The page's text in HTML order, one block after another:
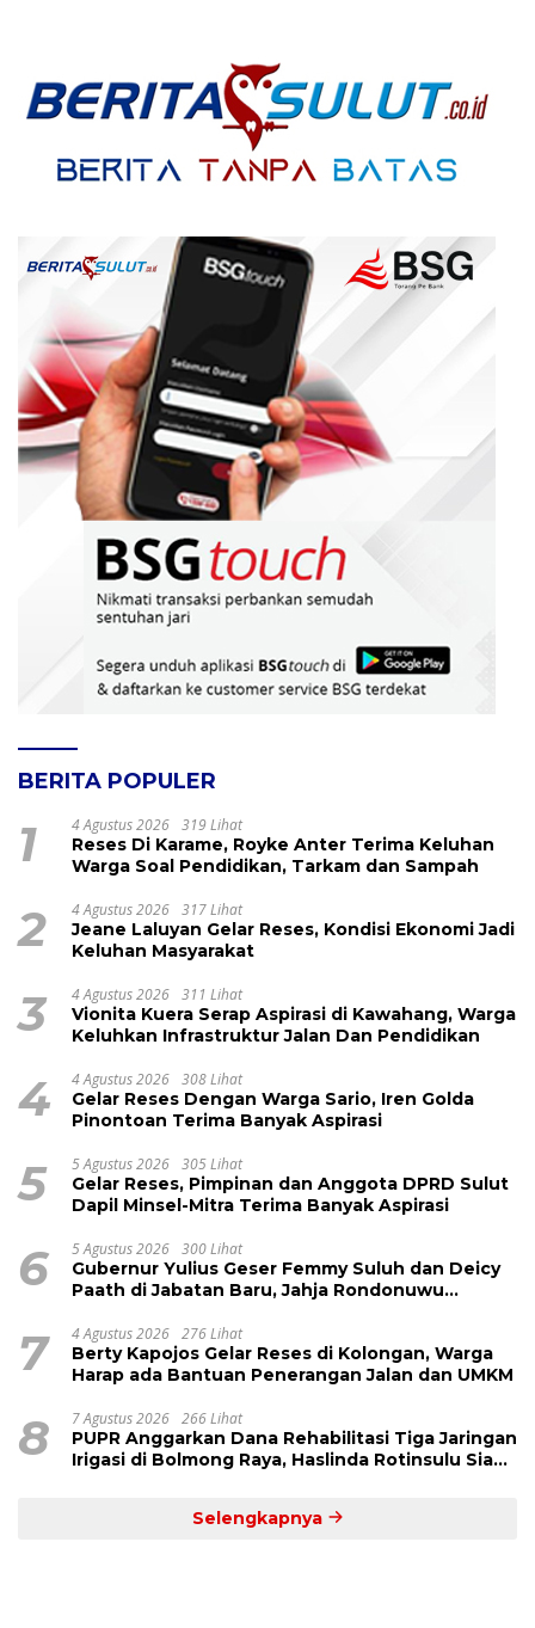
BERITA POPULER
1 4 Agustus 2026 319 Lihat
Reses Di Karame, Royke Anter Terima Keluhan
Warga Soal Pendidikan, Tarkam dan Sampah
2 4 Agustus 2026 317 Lihat
Jeane Laluyan Gelar Reses, Kondisi Ekonomi Jadi
Keluhan Masyarakat
3 4 Agustus 2026 311 Lihat
Vionita Kuera Serap Aspirasi di Kawahang, Warga
Keluhkan Infrastruktur Jalan Dan Pendidikan
4 4 Agustus 2026 308 Lihat
Gelar Reses Dengan Warga Sario, Iren Golda
Pinontoan Terima Banyak Aspirasi
5 5 Agustus 2026 305 Lihat
Gelar Reses, Pimpinan dan Anggota DPRD Sulut
Dapil Minsel-Mitra Terima Banyak Aspirasi
6 5 Agustus 2026 300 Lihat
Gubernur Yulius Geser Femmy Suluh dan Deicy
Paath di Jabatan Baru, Jahja Rondonuwu
7 4 Agustus 2026 276 Lihat
Berty Kapojos Gelar Reses di Kolongan, Warga
Harap ada Bantuan Penerangan Jalan dan UMKM
8 7 Agustus 2026 266 Lihat
PUPR Anggarkan Dana Rehabilitasi Tiga Jaringan
Irigasi di Bolmong Raya, Haslinda Rotinsulu Siap
Selengkapnya